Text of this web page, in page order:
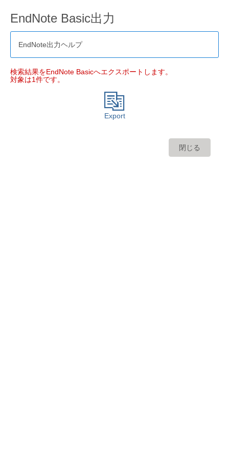
EndNote Basic出力
EndNote出力ヘルプ
検索結果をEndNote Basicへエクスポートします。
対象は1件です。
Export